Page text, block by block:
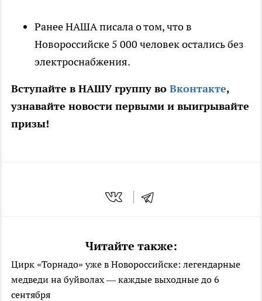
Ранее НАША писала о том, что в
Новороссийске 5 000 человек остались без
электроснабжения.
Вступайте в НАШУ группу во Вконтакте,
узнавайте новости первыми и выигрывайте
призы!
Читайте также:
Цирк «Торнадо» уже в Новороссийске: легендарные
медведи на буйволах — каждые выходные до 6
сентября